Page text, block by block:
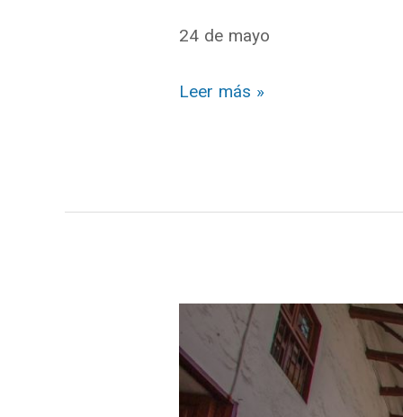
24 de mayo
Leer más »
Patrimonio
Cultural
de
la